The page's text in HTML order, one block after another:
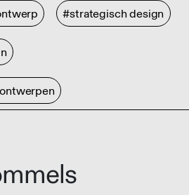
#strategisch design